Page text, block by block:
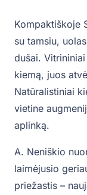
Kompaktiškoje
su tamsiu,
dušai.
kiemą, juos
Natūralistiniai
vietine
aplinką.
A. Neniškio
laimėjusio
priežastis –